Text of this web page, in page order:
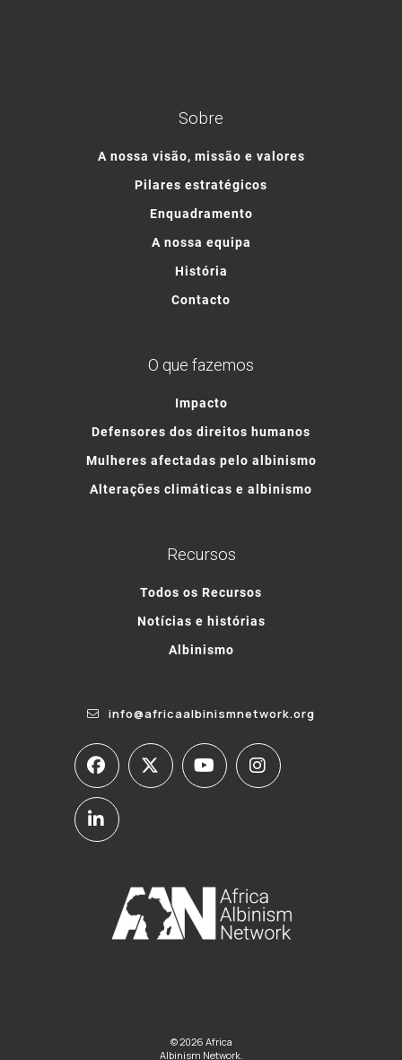
Sobre
A nossa visão, missão e valores
Pilares estratégicos
Enquadramento
A nossa equipa
História
Contacto
O que fazemos
Impacto
Defensores dos direitos humanos
Mulheres afectadas pelo albinismo
Alterações climáticas e albinismo
Recursos
Todos os Recursos
Notícias e histórias
Albinismo
info@africaalbinismnetwork.org
© 2026 Africa
Albinism Network.